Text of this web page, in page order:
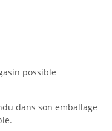
possible
dans son emballage